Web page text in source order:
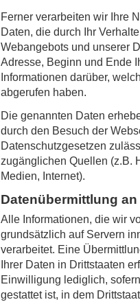
Ferner verarbeiten wir Ihre
Daten, die durch Ihr
Webangebots und unserer
Adresse, Beginn und Ende
Informationen darüber,
abgerufen haben.
Die genannten Daten
durch den Besuch der
Datenschutzgesetzen
zugänglichen Quellen (z.B.
Medien, Internet).
Datenübermittlung
Alle Informationen, die wir
grundsätzlich auf Servern
verarbeitet. Eine
Ihrer Daten in Drittstaaten
Einwilligung lediglich,
gestattet ist, in dem